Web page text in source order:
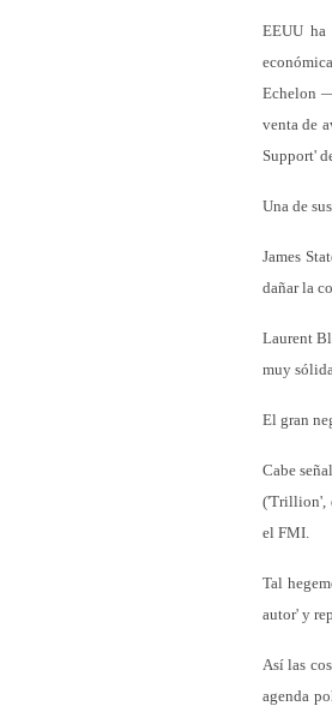
EEUU ha
Echelon
venta de
Support'
Una de
James
dañar la
Laurent
muy
El gran
Cabe
('Trillion',
el FMI.
Tal
autor' y
Así las
agenda